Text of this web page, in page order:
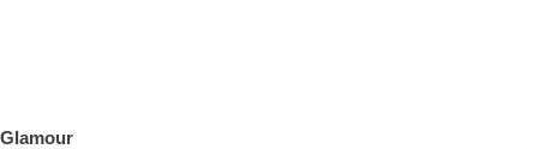
Glamour